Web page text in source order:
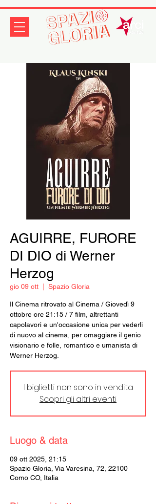
AGUIRRE, FURORE
DI DIO di Werner
Herzog
gio 09 ott Spazio Gloria
Il Cinema ritrovato al Cinema / Giovedì 9
ottobre ore 21:15 / 7 film, altrettanti
capolavori e un'occasione unica per vederli
di nuovo al cinema, per omaggiare il genio
visionario e folle, romantico e umanista di
Werner Herzog.
I biglietti non sono in vendita
Scopri gli altri eventi
Luogo & data
09 ott 2025, 21:15
Spazio Gloria, Via Varesina, 72, 22100
Como CO, Italia